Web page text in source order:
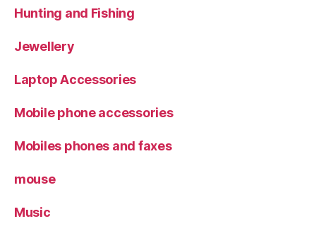
Hunting and Fishing
Jewellery
Laptop Accessories
Mobile phone accessories
Mobiles phones and faxes
mouse
Music